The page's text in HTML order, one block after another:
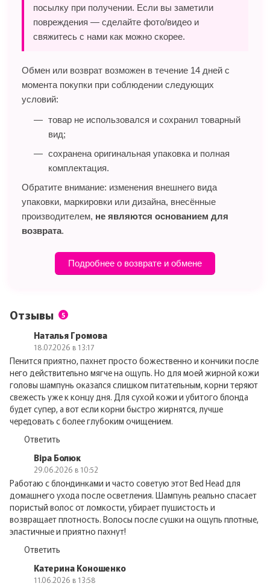
посылку при получении. Если вы заметили
повреждения — сделайте фото/видео и
свяжитесь с нами как можно скорее.
Обмен или возврат возможен в течение 14 дней с
момента покупки при соблюдении следующих
условий:
товар не использовался и сохранил товарный
вид;
сохранена оригинальная упаковка и полная
комплектация.
Обратите внимание: изменения внешнего вида
упаковки, маркировки или дизайна, внесённые
производителем, не являются основанием для
возврата.
Подробнее о возврате и обмене
Отзывы 5
Наталья Громова
18.07.2026 в 13:17
Пенится приятно, пахнет просто божественно и кончики после
него действительно мягче на ощупь. Но для моей жирной кожи
головы шампунь оказался слишком питательным, корни теряют
свежесть уже к концу дня. Для сухой кожи и убитого блонда
будет супер, а вот если корни быстро жирнятся, лучше
чередовать с более глубоким очищением.
Ответить
Віра Болюк
29.06.2026 в 10:52
Работаю с блондинками и часто советую этот Bed Head для
домашнего ухода после осветления. Шампунь реально спасает
пористый волос от ломкости, убирает пушистость и
возвращает плотность. Волосы после сушки на ощупь плотные,
эластичные и приятно пахнут!
Ответить
Катерина Коношенко
11.06.2026 в 13:58